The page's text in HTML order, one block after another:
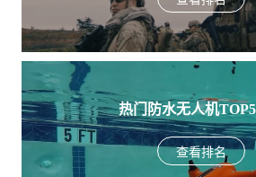
热门防水无人机
查看排名